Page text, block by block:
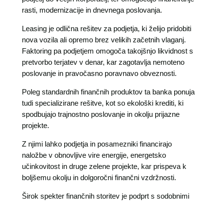
rasti, modernizacije in dnevnega poslovanja.
Leasing je odlična rešitev za podjetja, ki želijo pridobiti
nova vozila ali opremo brez velikih začetnih vlaganj.
Faktoring pa podjetjem omogoča takojšnjo likvidnost s
pretvorbo terjatev v denar, kar zagotavlja nemoteno
poslovanje in pravočasno poravnavo obveznosti.
Poleg standardnih finančnih produktov ta banka ponuja
tudi specializirane rešitve, kot so ekološki krediti, ki
spodbujajo trajnostno poslovanje in okolju prijazne
projekte.
Z njimi lahko podjetja in posamezniki financirajo
naložbe v obnovljive vire energije, energetsko
učinkovitost in druge zelene projekte, kar prispeva k
boljšemu okolju in dolgoročni finančni vzdržnosti.
Širok spekter finančnih storitev je podprt s sodobnimi